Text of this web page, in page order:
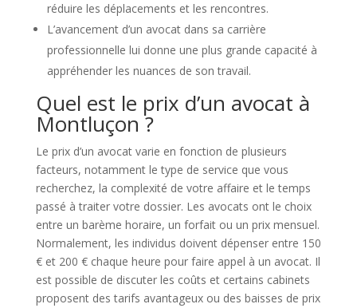
réduire les déplacements et les rencontres.
L’avancement d’un avocat dans sa carrière
professionnelle lui donne une plus grande capacité à
appréhender les nuances de son travail.
Quel est le prix d’un avocat à
Montluçon ?
Le prix d’un avocat varie en fonction de plusieurs
facteurs, notamment le type de service que vous
recherchez, la complexité de votre affaire et le temps
passé à traiter votre dossier. Les avocats ont le choix
entre un barème horaire, un forfait ou un prix mensuel.
Normalement, les individus doivent dépenser entre 150
€ et 200 € chaque heure pour faire appel à un avocat. Il
est possible de discuter les coûts et certains cabinets
proposent des tarifs avantageux ou des baisses de prix